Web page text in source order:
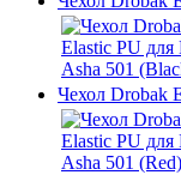
Чехол Drobak